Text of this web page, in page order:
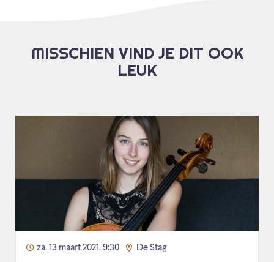
MISSCHIEN VIND JE DIT OOK
LEUK
za. 13 maart 2021, 9:30 De Stag